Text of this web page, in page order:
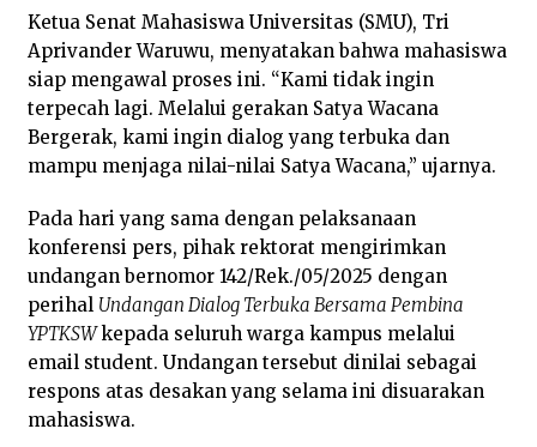
Ketua Senat Mahasiswa Universitas (SMU), Tri
Aprivander Waruwu, menyatakan bahwa mahasiswa
siap mengawal proses ini. “Kami tidak ingin
terpecah lagi. Melalui gerakan Satya Wacana
Bergerak, kami ingin dialog yang terbuka dan
mampu menjaga nilai-nilai Satya Wacana,” ujarnya.
Pada hari yang sama dengan pelaksanaan
konferensi pers, pihak rektorat mengirimkan
undangan bernomor 142/Rek./05/2025 dengan
perihal Undangan Dialog Terbuka Bersama Pembina
YPTKSWkepada seluruh warga kampus melalui
email student. Undangan tersebut dinilai sebagai
respons atas desakan yang selama ini disuarakan
mahasiswa.